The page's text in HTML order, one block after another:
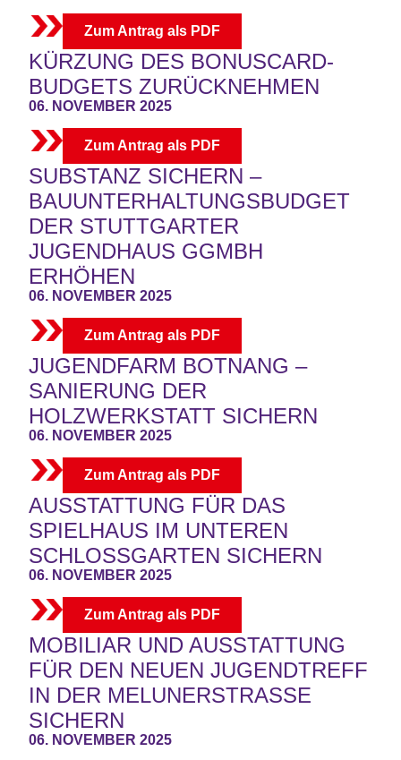
Zum Antrag als PDF
KÜRZUNG DES BONUSCARD-
BUDGETS ZURÜCKNEHMEN
06. NOVEMBER 2025
Zum Antrag als PDF
SUBSTANZ SICHERN –
BAUUNTERHALTUNGSBUDGET
DER STUTTGARTER
JUGENDHAUS GGMBH
ERHÖHEN
06. NOVEMBER 2025
Zum Antrag als PDF
JUGENDFARM BOTNANG –
SANIERUNG DER
HOLZWERKSTATT SICHERN
06. NOVEMBER 2025
Zum Antrag als PDF
AUSSTATTUNG FÜR DAS
SPIELHAUS IM UNTEREN
SCHLOSSGARTEN SICHERN
06. NOVEMBER 2025
Zum Antrag als PDF
MOBILIAR UND AUSSTATTUNG
FÜR DEN NEUEN JUGENDTREFF
IN DER MELUNERSTRASSE S
ICHERN
06. NOVEMBER 2025